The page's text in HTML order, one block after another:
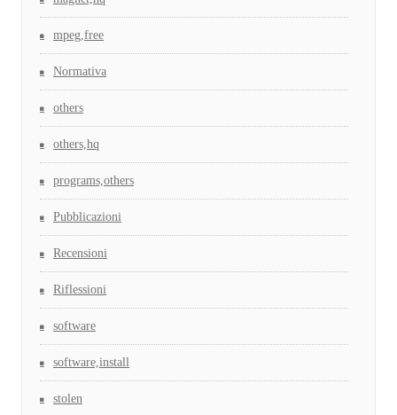
mpeg,free
Normativa
others
others,hq
programs,others
Pubblicazioni
Recensioni
Riflessioni
software
software,install
stolen